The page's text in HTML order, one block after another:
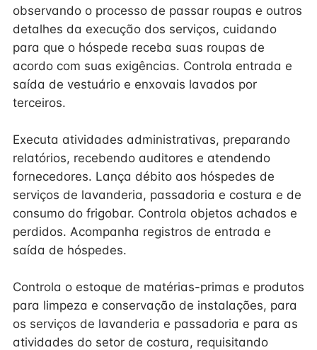
observando o processo de passar roupas e outros
detalhes da execução dos serviços, cuidando
para que o hóspede receba suas roupas de
acordo com suas exigências. Controla entrada e
saída de vestuário e enxovais lavados por
terceiros.
Executa atividades administrativas, preparando
relatórios, recebendo auditores e atendendo
fornecedores. Lança débito aos hóspedes de
serviços de lavanderia, passadoria e costura e de
consumo do frigobar. Controla objetos achados e
perdidos. Acompanha registros de entrada e
saída de hóspedes.
Controla o estoque de matérias-primas e produtos
para limpeza e conservação de instalações, para
os serviços de lavanderia e passadoria e para as
atividades do setor de costura, requisitando